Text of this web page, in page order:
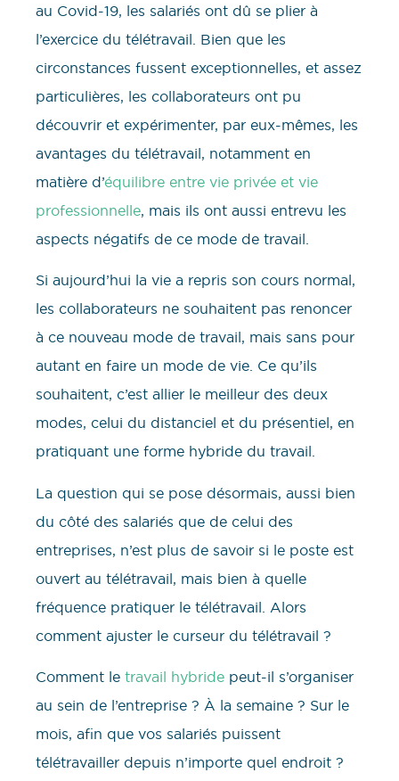
au Covid-19, les salariés ont dû se plier à
l’exercice du télétravail. Bien que les
circonstances fussent exceptionnelles, et assez
particulières, les collaborateurs ont pu
découvrir et expérimenter, par eux-mêmes, les
avantages du télétravail, notamment en
matière d’équilibre entre vie privée et vie
professionnelle, mais ils ont aussi entrevu les
aspects négatifs de ce mode de travail.
Si aujourd’hui la vie a repris son cours normal,
les collaborateurs ne souhaitent pas renoncer
à ce nouveau mode de travail, mais sans pour
autant en faire un mode de vie. Ce qu’ils
souhaitent, c’est allier le meilleur des deux
modes, celui du distanciel et du présentiel, en
pratiquant une forme hybride du travail.
La question qui se pose désormais, aussi bien
du côté des salariés que de celui des
entreprises, n’est plus de savoir si le poste est
ouvert au télétravail, mais bien à quelle
fréquence pratiquer le télétravail. Alors
comment ajuster le curseur du télétravail ?
Comment le travail hybride peut-il s’organiser
au sein de l’entreprise ? À la semaine ? Sur le
mois, afin que vos salariés puissent
télétravailler depuis n’importe quel endroit ?